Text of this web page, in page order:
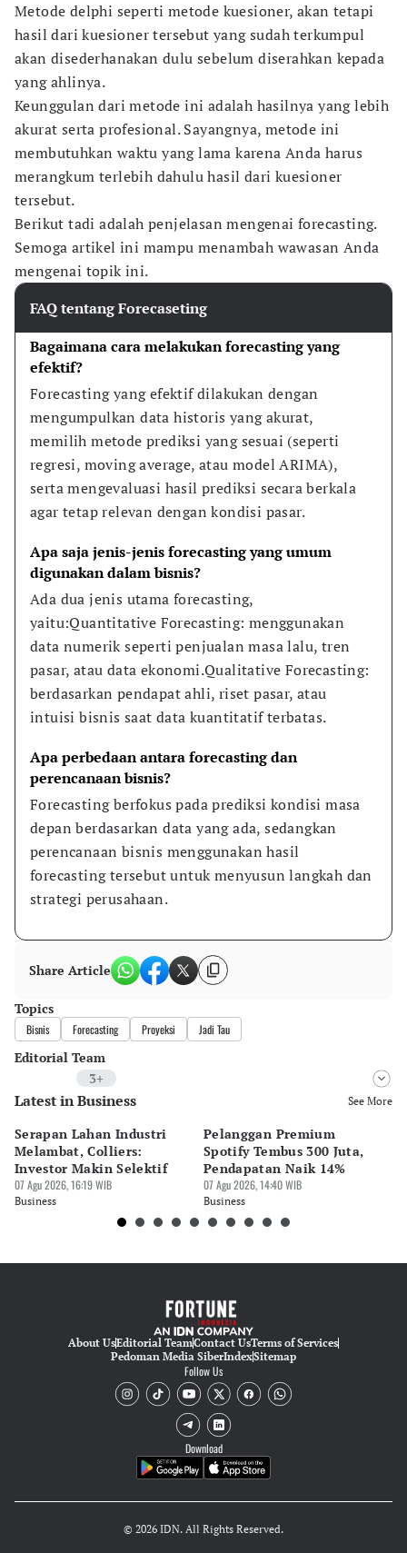
Metode delphi seperti metode kuesioner, akan tetapi
hasil dari kuesioner tersebut yang sudah terkumpul
akan disederhanakan dulu sebelum diserahkan kepada
yang ahlinya.
Keunggulan dari metode ini adalah hasilnya yang lebih
akurat serta profesional. Sayangnya, metode ini
membutuhkan waktu yang lama karena Anda harus
merangkum terlebih dahulu hasil dari kuesioner
tersebut.
Berikut tadi adalah penjelasan mengenai forecasting.
Semoga artikel ini mampu menambah wawasan Anda
mengenai topik ini.
FAQ tentang Forecaseting
Bagaimana cara melakukan forecasting yang
efektif?
Forecasting yang efektif dilakukan dengan
mengumpulkan data historis yang akurat,
memilih metode prediksi yang sesuai (seperti
regresi, moving average, atau model ARIMA),
serta mengevaluasi hasil prediksi secara berkala
agar tetap relevan dengan kondisi pasar.
Apa saja jenis-jenis forecasting yang umum
digunakan dalam bisnis?
Ada dua jenis utama forecasting,
yaitu:Quantitative Forecasting: menggunakan
data numerik seperti penjualan masa lalu, tren
pasar, atau data ekonomi.Qualitative Forecasting:
berdasarkan pendapat ahli, riset pasar, atau
intuisi bisnis saat data kuantitatif terbatas.
Apa perbedaan antara forecasting dan
perencanaan bisnis?
Forecasting berfokus pada prediksi kondisi masa
depan berdasarkan data yang ada, sedangkan
perencanaan bisnis menggunakan hasil
forecasting tersebut untuk menyusun langkah dan
strategi perusahaan.
Share Article
Topics
Bisnis Forecasting Proyeksi Jadi Tau
Editorial Team
3+
Editor
Editor
Bonardo Maulana
Editor
Tubagus Imam Satrio
Luky Maulana Firmansyah
Latest in Business See More
Serapan Lahan Industri
Melambat, Colliers:
Investor Makin Selektif
07 Agu 2026, 16:19 WIB
Business
Pelanggan Premium
Spotify Tembus 300 Juta,
Pendapatan Naik 14%
07 Agu 2026, 14:40 WIB
Business
About UsEditorial TeamContact UsTerms of Services
Pedoman Media SiberIndexSitemap
Follow Us
Download
© 2026 IDN. All Rights Reserved.